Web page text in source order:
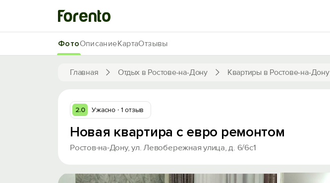
Главная Отдых в Ростове-на-Дону Квартиры в Ростове-на-Дону
ФотоОписаниеКартаОтзывы
2.0 Ужасно 1 отзыв
Новая квартира с евро ремонтом
Ростов-на-Дону, ул. Левобережная улица, д. 6/6с1